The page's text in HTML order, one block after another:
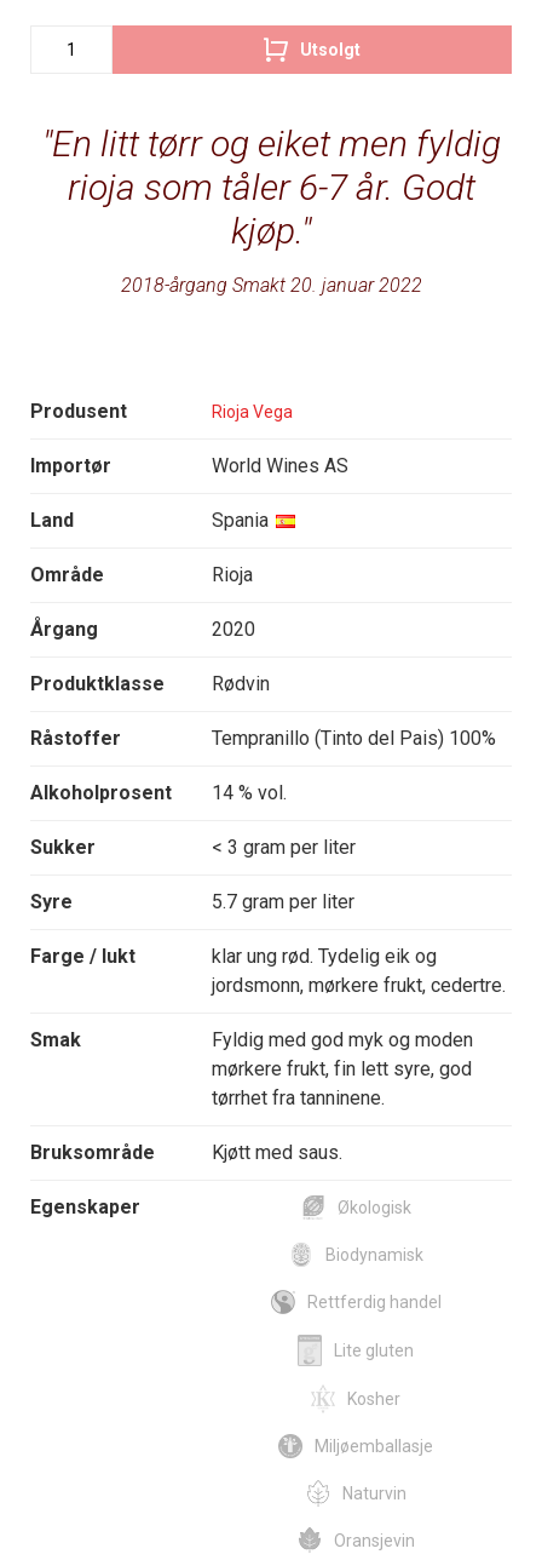
En litt tørr og eiket men fyldig
rioja som tåler 6-7 år. Godt
kjøp.
2018-årgang Smakt 20. januar 2022
Produsent Rioja Vega
Importør World Wines AS
Land Spania
Område Rioja
Årgang 2020
Produktklasse Rødvin
Råstoffer Tempranillo (Tinto del Pais) 100%
Alkoholprosent 14 % vol.
Sukker < 3 gram per liter
Syre 5.7 gram per liter
Farge / lukt
klar ung rød. Tydelig eik og
jordsmonn, mørkere frukt, cedertre.
Smak
Fyldig med god myk og moden
mørkere frukt, fin lett syre, god
tørrhet fra tanninene.
Bruksområde Kjøtt med saus.
Egenskaper Økologisk
Biodynamisk
Rettferdig handel
Lite gluten
Kosher
Miljøemballasje
Naturvin
Oransjevin
Utsolgt